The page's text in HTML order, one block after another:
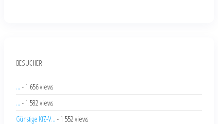
BESUCHER
... - 1.656 views
... - 1.582 views
Günstige KfZ-V... - 1.552 views